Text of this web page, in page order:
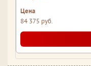
84 375 руб.